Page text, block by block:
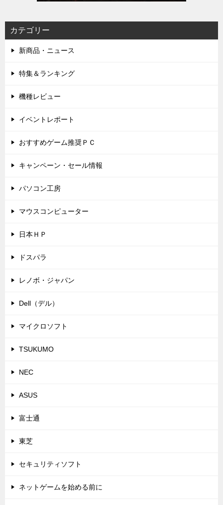
カテゴリー
新商品・ニュース
特集＆ランキング
機種レビュー
イベントレポート
おすすめゲーム推奨ＰＣ
キャンペーン・セール情報
パソコン工房
マウスコンピューター
日本ＨＰ
ドスパラ
レノボ・ジャパン
Dell（デル）
マイクロソフト
TSUKUMO
NEC
ASUS
富士通
東芝
セキュリティソフト
ネットゲームを始める前に